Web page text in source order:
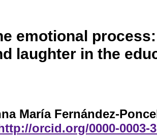
emotional
laughter in the
María Fernández-
orcid.org/0000-0003-